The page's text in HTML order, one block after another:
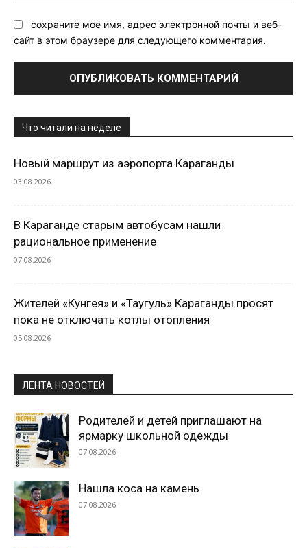
сохраните мое имя, адрес электронной почты и веб-
сайт в этом браузере для следующего комментария.
Что читали на неделе
Новый маршрут из аэропорта Караганды
03.08.2026
В Караганде старым автобусам нашли
рациональное применение
07.08.2026
Жителей «Кунгея» и «Таугуль» Караганды просят
пока не отключать котлы отопления
05.08.2026
ЛЕНТА НОВОСТЕЙ
Родителей и детей приглашают на
ярмарку школьной одежды
07.08.2026
Нашла коса на камень
07.08.2026